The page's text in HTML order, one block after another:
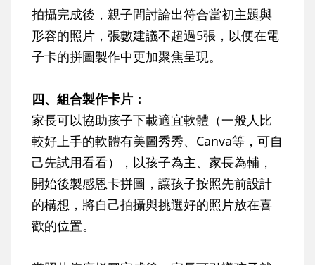
拍攝完成後，親子間討論出符合當初主題與
形容的照片，張數建議不超過5張，以便在電
子卡的拼圖製作中更加聚焦呈現。
四、組合製作卡片：
家長可以協助孩子下載適宜軟體（一般人比
較好上手的軟體有美圖秀秀、Canva等，可自
己先試用看看），以孩子為主、家長為輔，
開始後製感恩卡拼圖，讓孩子按照先前設計
的構想，將自己拍攝與挑選好的照片放在喜
歡的位置。